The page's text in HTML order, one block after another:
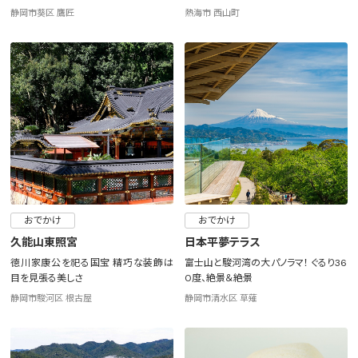
京の名店が静岡に出店
静岡市葵区 鷹匠 熱海市 西山町
おでかけ
久能山東照宮
徳川家康公を祀る国宝 精巧な装飾は
目を見張る美しさ
静岡市駿河区 根古屋
おでかけ
日本平夢テラス
富士山と駿河湾の大パノラマ！ ぐるり36
0度、絶景＆絶景
静岡市清水区 草薙